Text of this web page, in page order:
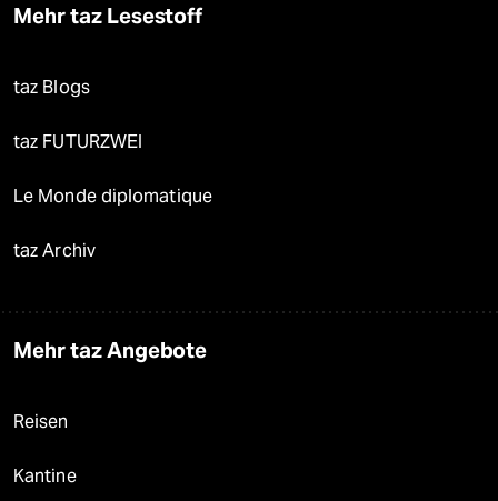
Mehr taz Lesestoff
taz Blogs
taz FUTURZWEI
Le Monde diplomatique
taz Archiv
Mehr taz Angebote
Reisen
Kantine